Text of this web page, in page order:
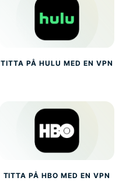
TITTA PÅ HULU MED EN VPN
TITTA PÅ HBO MED EN VPN